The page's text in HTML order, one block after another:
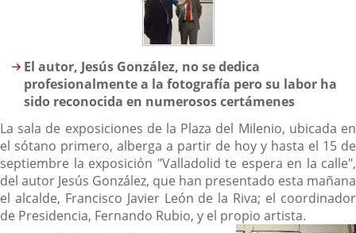
Descripción
El autor, Jesús González, no se dedica
profesionalmente a la fotografía pero su labor ha
sido reconocida en numerosos certámenes
La sala de exposiciones de la Plaza del Milenio, ubicada en
el sótano primero, alberga a partir de hoy y hasta el 15 de
septiembre la exposición "Valladolid te espera en la calle",
del autor Jesús González, que han presentado esta mañana
el alcalde, Francisco Javier León de la Riva; el coordinador
de Presidencia, Fernando Rubio, y el propio artista.